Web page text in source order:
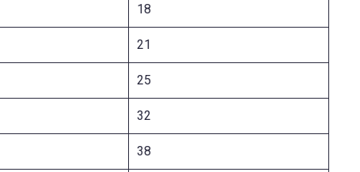
18
21
25
32
38